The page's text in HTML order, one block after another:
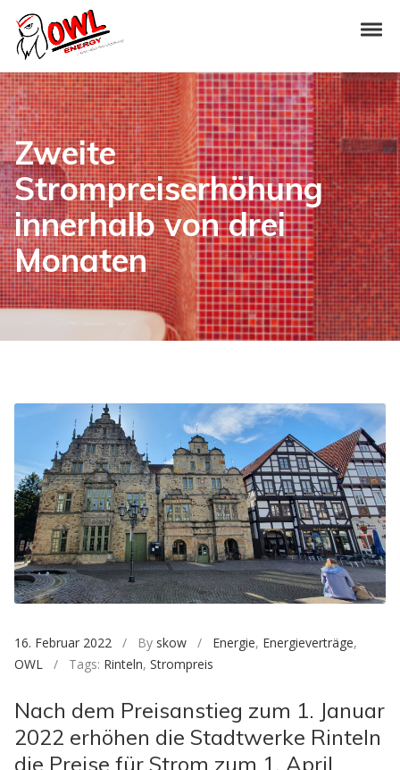
Skip to navigation
Skip to content
OWL-Energy
Zweite
Strompreiserhöhung
innerhalb von drei
Monaten
16. Februar 2022 / By skow / Energie, Energieverträge,
OWL / Tags: Rinteln, Strompreis
Nach dem Preisanstieg zum 1. Januar
2022 erhöhen die Stadtwerke Rinteln
die Preise für Strom zum 1. April